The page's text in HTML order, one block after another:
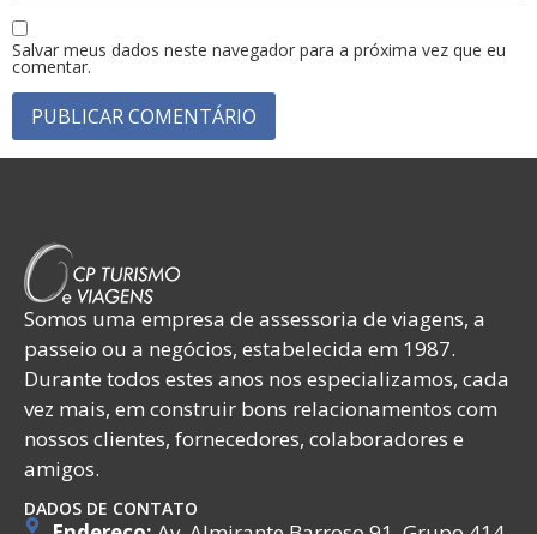
Salvar meus dados neste navegador para a próxima vez que eu
comentar.
Somos uma empresa de assessoria de viagens, a
passeio ou a negócios, estabelecida em 1987.
Durante todos estes anos nos especializamos, cada
vez mais, em construir bons relacionamentos com
nossos clientes, fornecedores, colaboradores e
amigos.
DADOS DE CONTATO